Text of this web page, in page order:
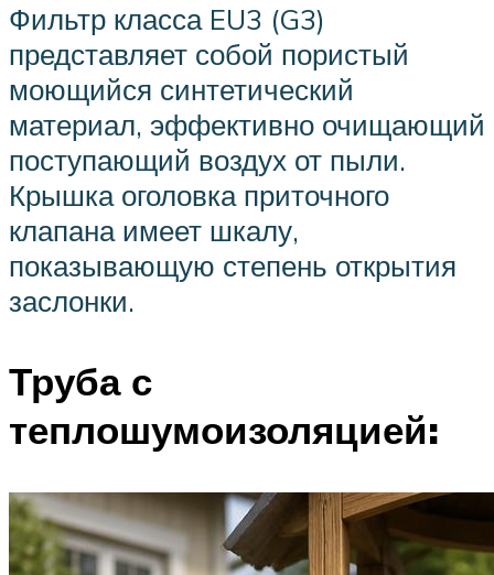
Фильтр класса EU3 (G3)
представляет собой пористый
моющийся синтетический
материал, эффективно очищающий
поступающий воздух от пыли.
Крышка оголовка приточного
клапана имеет шкалу,
показывающую степень открытия
заслонки.
Труба с
теплошумоизоляцией: